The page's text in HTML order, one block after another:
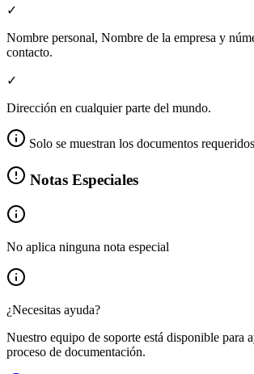
✓
Nombre personal, Nombre de la empresa y
contacto.
✓
Dirección en cualquier parte del mundo.
Solo se muestran los documentos
Notas Especiales
No aplica ninguna nota especial
¿Necesitas ayuda?
Nuestro equipo de soporte está disponible para
proceso de documentación.